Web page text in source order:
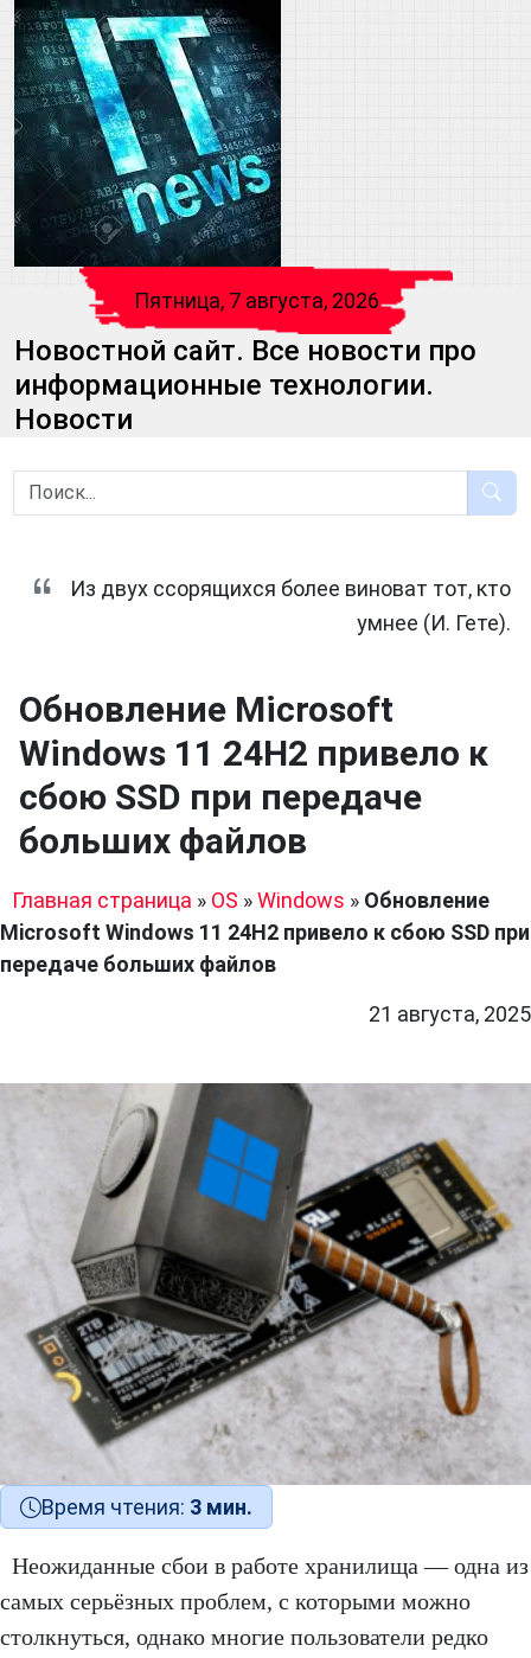
Пятница, 7 августа, 2026
Новостной сайт. Все новости про
информационные технологии.
Новости
Из двух ссорящихся более виноват тот, кто
умнее (И. Гете).
Обновление Microsoft
Windows 11 24H2 привело к
сбою SSD при передаче
больших файлов
Главная страница » OS »Windows » Обновление
Microsoft Windows 11 24H2 привело к сбою SSD при
передаче больших файлов
21 августа, 2025
Время чтения: 3 мин.
Неожиданные сбои в работе хранилища — одна из
самых серьёзных проблем, с которыми можно
столкнуться, однако многие пользователи редко